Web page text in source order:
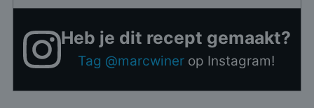
Heb je dit recept gemaakt?
Tag @marcwinerop Instagram!